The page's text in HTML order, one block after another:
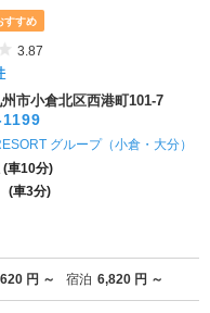
すすめ
5つ星のうち3.5
3.87
市小倉北区西港町101-7
グループ（小倉・大分）
(車10分)
(車3分)
円 ～ 宿泊 6,820 円 ～